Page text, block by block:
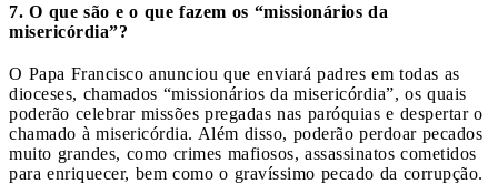
7. O que são e o que fazem os “missionários da
misericórdia”?
O Papa Francisco anunciou que enviará padres em todas as
dioceses, chamados “missionários da misericórdia”, os quais
poderão celebrar missões pregadas nas paróquias e despertar o
chamado à misericórdia. Além disso, poderão perdoar pecados
muito grandes, como crimes mafiosos, assassinatos cometidos
para enriquecer, bem como o gravíssimo pecado da corrupção.